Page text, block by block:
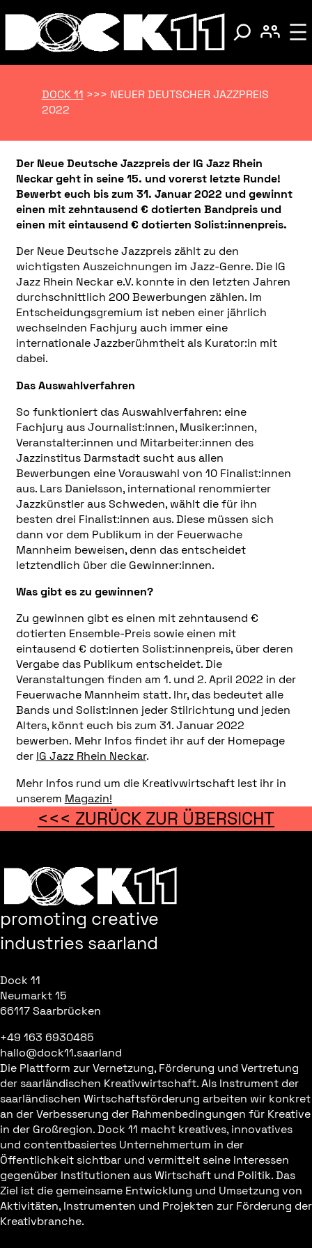
DOCK 11 >>> NEUER DEUTSCHER JAZZPREIS
2022
Der Neue Deutsche Jazzpreis der IG Jazz Rhein
Neckar geht in seine 15. und vorerst letzte Runde!
Bewerbt euch bis zum 31. Januar 2022 und gewinnt
einen mit zehntausend € dotierten Bandpreis und
einen mit eintausend € dotierten Solist:innenpreis.
Der Neue Deutsche Jazzpreis zählt zu den
wichtigsten Auszeichnungen im Jazz-Genre. Die IG
Jazz Rhein Neckar e.V. konnte in den letzten Jahren
durchschnittlich 200 Bewerbungen zählen. Im
Entscheidungsgremium ist neben einer jährlich
wechselnden Fachjury auch immer eine
internationale Jazzberühmtheit als Kurator:in mit
dabei.
Das Auswahlverfahren
So funktioniert das Auswahlverfahren: eine
Fachjury aus Journalist:innen, Musiker:innen,
Veranstalter:innen und Mitarbeiter:innen des
Jazzinstitus Darmstadt sucht aus allen
Bewerbungen eine Vorauswahl von 10 Finalist:innen
aus. Lars Danielsson, international renommierter
Jazzkünstler aus Schweden, wählt die für ihn
besten drei Finalist:innen aus. Diese müssen sich
dann vor dem Publikum in der Feuerwache
Mannheim beweisen, denn das entscheidet
letztendlich über die Gewinner:innen.
Was gibt es zu gewinnen?
Zu gewinnen gibt es einen mit zehntausend €
dotierten Ensemble-Preis sowie einen mit
eintausend € dotierten Solist:innenpreis, über deren
Vergabe das Publikum entscheidet. Die
Veranstaltungen finden am 1. und 2. April 2022 in der
Feuerwache Mannheim statt. Ihr, das bedeutet alle
Bands und Solist:innen jeder Stilrichtung und jeden
Alters, könnt euch bis zum 31. Januar 2022
bewerben. Mehr Infos findet ihr auf der Homepage
der IG Jazz Rhein Neckar.
Mehr Infos rund um die Kreativwirtschaft lest ihr in
unserem Magazin!
<<< ZURÜCK ZUR ÜBERSICHT
promoting creative
industries saarland
Dock 11
Neumarkt 15
66117 Saarbrücken
+49 163 6930485
hallo@dock11.saarland
Die Plattform zur Vernetzung, Förderung und Vertretung
der saarländischen Kreativwirtschaft. Als Instrument der
saarländischen Wirtschaftsförderung arbeiten wir konkret
an der Verbesserung der Rahmenbedingungen für Kreative
in der Großregion. Dock 11 macht kreatives, innovatives
und contentbasiertes Unternehmertum in der
Öffentlichkeit sichtbar und vermittelt seine Interessen
gegenüber Institutionen aus Wirtschaft und Politik. Das
Ziel ist die gemeinsame Entwicklung und Umsetzung von
Aktivitäten, Instrumenten und Projekten zur Förderung der
Kreativbranche.